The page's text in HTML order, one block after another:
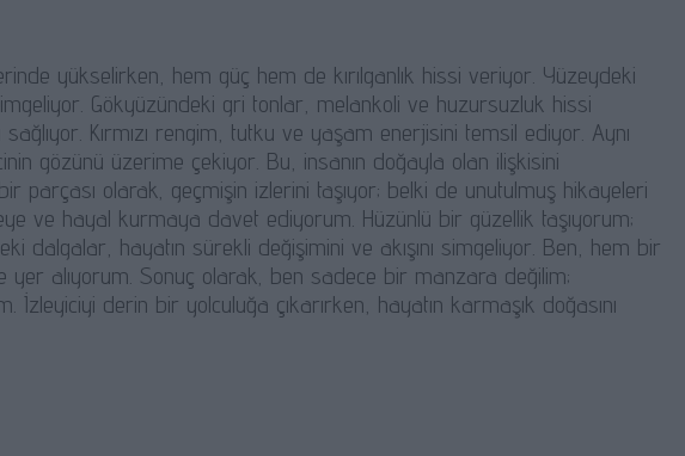
yükselirken, hem güç hem de kırılganlık hissi veriyor. Yüzeydeki
Gökyüzündeki gri tonlar, melankoli ve huzursuzluk hissi
Kırmızı rengim, tutku ve yaşam enerjisini temsil ediyor. Aynı
gözünü üzerime çekiyor. Bu, insanın doğayla olan ilişkisini
parçası olarak, geçmişin izlerini taşıyor; belki de unutulmuş hikayeleri
ve hayal kurmaya davet ediyorum. Hüzünlü bir güzellik taşıyorum;
dalgalar, hayatın sürekli değişimini ve akışını simgeliyor. Ben, hem bir
yer alıyorum. Sonuç olarak, ben sadece bir manzara değilim;
derin bir yolculuğa çıkarırken, hayatın karmaşık doğasını